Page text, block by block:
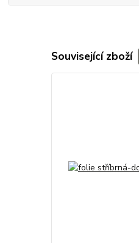
Související zboží